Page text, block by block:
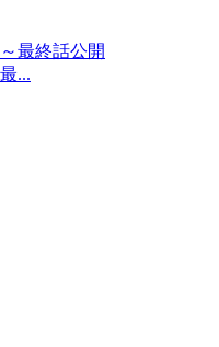
...